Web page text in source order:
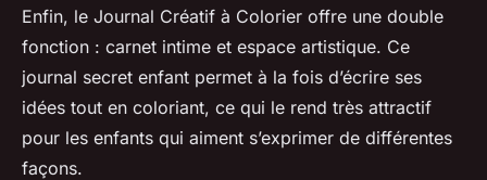
Enfin, le Journal Créatif à Colorier offre une double
fonction : carnet intime et espace artistique. Ce
journal secret enfant permet à la fois d’écrire ses
idées tout en coloriant, ce qui le rend très attractif
pour les enfants qui aiment s’exprimer de différentes
façons.